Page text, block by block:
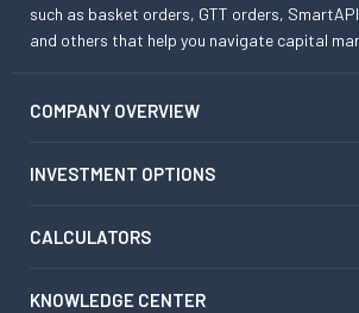
such as basket orders, GTT orders,
and others that help you navigate capital
COMPANY OVERVIEW
INVESTMENT OPTIONS
CALCULATORS
KNOWLEDGE CENTER